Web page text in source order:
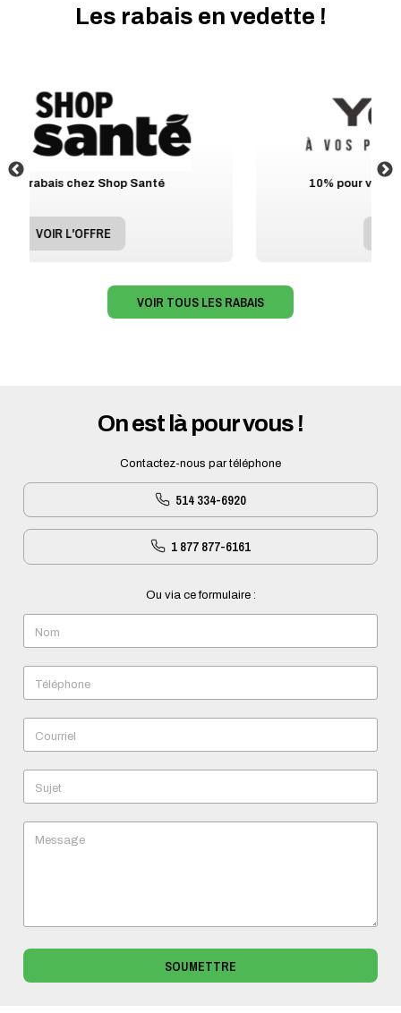
Les rabais en vedette !
10% pour vos chaussures chez Yellow
VOIR TOUS LES RABAIS
On est là pour vous !
Contactez-nous par téléphone
514 334-6920
1 877 877-6161
Ou via ce formulaire :
Nom
Téléphone
Courriel
Sujet
Message
SOUMETTRE